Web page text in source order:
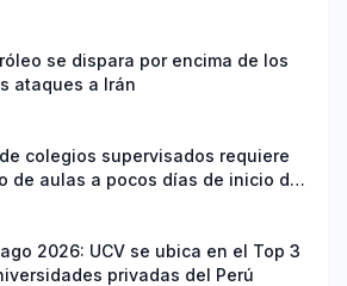
se dispara por encima de los
ataques a Irán
colegios supervisados requiere
de aulas a pocos días de inicio del
2026: UCV se ubica en el Top 3
privadas del Perú